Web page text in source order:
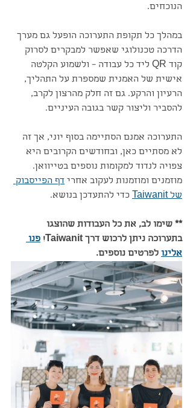
הנוכחים.
במהלך כל תקופת התערוכה הופעל גם מערך
הדרכה טכנולוגי שאפשר למבקרים לסרוק
קוד QR ליד כל עבודה – ולשמוע הקלטה
אישית של האמנית שמספרת על התהליך,
הרעיון והרקע. גם זה חלק מהרצון לקרב,
להסביר וליצור קשר בגובה העיניים.
התערוכה אמנם הסתיימה בסוף יוני, אך זה
לא מסתיים כאן, ובחודשים הקרובים היא
צפויה לנדוד למקומות נוספים בטייוואן.
מוזמנים ומוזמנות לעקוב אחרי דף הפייסבוק
של Taiwanit
כדי להתעדכן בנושא.
** שימו לב, את כל העבודות שהוצגו
בתערוכה ניתן לרכוש דרך Taiwanit!
פנו
אלינו לפרטים נוספים.